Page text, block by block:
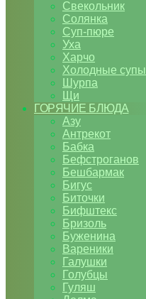
Свекольник
Солянка
Суп-пюре
Уха
Харчо
Холодные супы
Шурпа
Щи
ГОРЯЧИЕ БЛЮДА
Азу
Антрекот
Бабка
Бефстроганов
Бешбармак
Бигус
Биточки
Бифштекс
Бризоль
Буженина
Вареники
Галушки
Голубцы
Гуляш